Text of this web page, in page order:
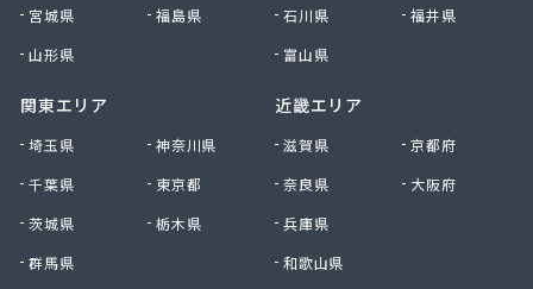
内山商店株式会社
南九州マルヰ株式会社 進栄ガス営業所
南九州マルヰ株式会社 人吉営業所
南九州マルヰ株式会社 人吉営業所
南国殖産株式会社 熊本支店ガス課
NXエネルギー九州株式会社 雲雀丘出張所
NXエネルギー九州株式会社 熊本営業所
宮城県
福島県
山形県
関東エリア
埼玉県
神奈川県
千葉県
東京都
茨城県
栃木県
群馬県
石川県
福井県
富山県
近畿エリア
滋賀県
京都府
奈良県
大阪府
兵庫県
和歌山県